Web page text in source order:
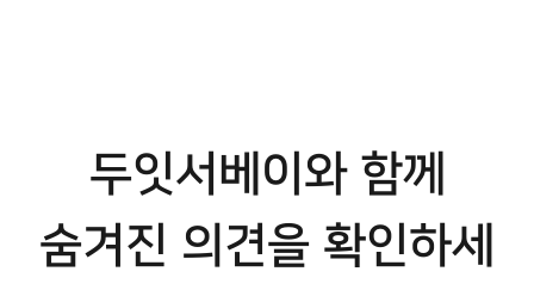
두잇서베이와 함께
숨겨진 의견을 확인하세